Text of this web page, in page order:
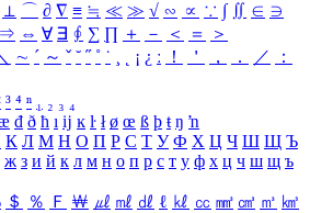
⊥ ⌒ ∂ ∇ ≡ ≒ ≪ ≫ √ ∽ ∝ ∵ ∫ ∬ ∈ ∋
⇒ ⇔ ∀ ∃ ∮ ∑ ∏ ＋ － ＜ ＝
＞
∼ ´ ～ ˇ ˘ ˝ ˚ ˙ ¸ ¡ ¿ ː ！ ＇ ， ． ／
：
³ ⁴ ⁿ ₁ ₂ ₃ ₄
đ ð ħ ı ĳ ĸ ŀ ł ø œ ß þ ŧ ŋ ŉ
К Л М Н О П Р С Т У Ф Х Ц Ч Ш Щ Ъ
ж з и й к л м н о п р с т у ф х ц ч ш щ ъ
＄ ％ Ｆ ￦ ㎕ ㎖ ㎗ ℓ ㎘ ㏄ ㎣ ㎤ ㎥ ㎦